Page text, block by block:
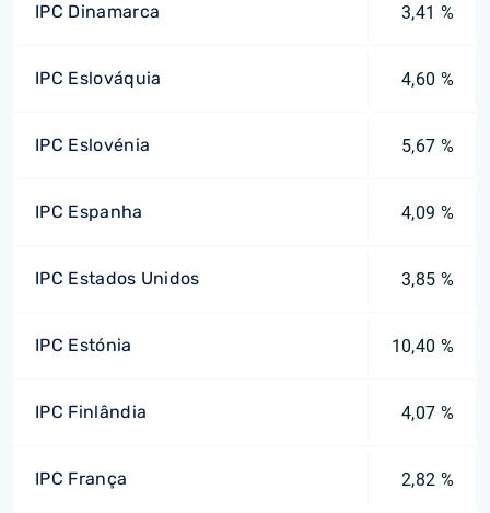
IPC Dinamarca 3,41 %
IPC Eslováquia 4,60 %
IPC Eslovénia 5,67 %
IPC Espanha 4,09 %
IPC Estados Unidos 3,85 %
IPC Estónia 10,40 %
IPC Finlândia 4,07 %
IPC França 2,82 %